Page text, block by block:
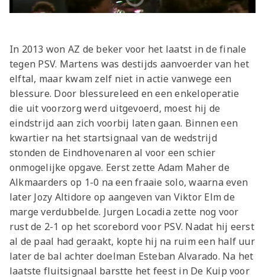
In 2013 won AZ de beker voor het laatst in de finale
tegen PSV. Martens was destijds aanvoerder van het
elftal, maar kwam zelf niet in actie vanwege een
blessure. Door blessureleed en een enkeloperatie
die uit voorzorg werd uitgevoerd, moest hij de
eindstrijd aan zich voorbij laten gaan. Binnen een
kwartier na het startsignaal van de wedstrijd
stonden de Eindhovenaren al voor een schier
onmogelijke opgave. Eerst zette Adam Maher de
Alkmaarders op 1-0 na een fraaie solo, waarna even
later Jozy Altidore op aangeven van Viktor Elm de
marge verdubbelde. Jurgen Locadia zette nog voor
rust de 2-1 op het scorebord voor PSV. Nadat hij eerst
al de paal had geraakt, kopte hij na ruim een half uur
later de bal achter doelman Esteban Alvarado. Na het
laatste fluitsignaal barstte het feest in De Kuip voor